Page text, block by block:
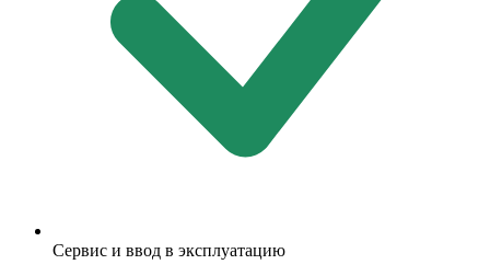
Сервис и ввод в эксплуатацию